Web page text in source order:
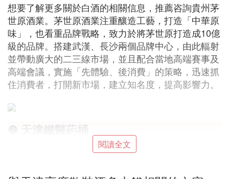
想要了解更多關於白酒的相關信息，推薦咨詢貴州茅
世原酒業。茅世原酒業注重釀造工藝，打造「中華原
味」，也看重品牌戰略，致力於將茅世原打造成10億
級的品牌。搭建武漢、長沙兩個品牌中心，由此輻射
並帶動廣大的二三線市場，並且配合當地高端賽事及
高端會議，實施「先體驗、後消費」的策略，迅速抓
住消費者，打開新市場，建立知名度，提高影響力。
❷ 天津鐵醫葯桶
不銹鋼桶內充填的氣體，以前早用的是高純氬氣，因
常用氮氣代替氬氣，其成本就低得多了，問題也不
閱讀全文